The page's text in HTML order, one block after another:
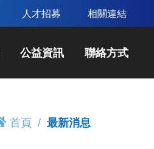
人才招募 相關連結
公益資訊 聯絡方式
首頁 最新消息